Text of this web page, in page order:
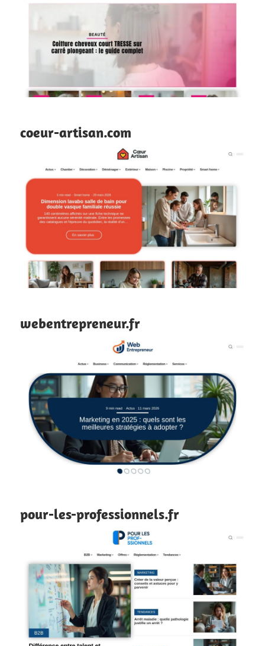
coeur-artisan.com
webentrepreneur.fr
pour-les-professionnels.fr